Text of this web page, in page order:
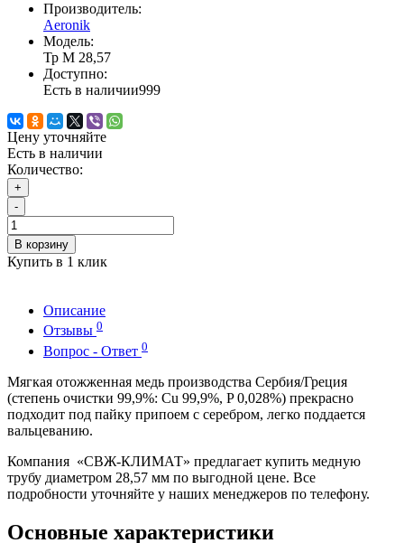
Производитель:
Aeronik
Модель:
Тр М 28,57
Доступно:
Есть в наличии999
Цену уточняйте
Есть в наличии
Количество:
+
-
В корзину
Купить в 1 клик
Описание
Отзывы 0
Вопрос - Ответ 0
Мягкая отожженная медь производства Сербия/Греция
(степень очистки 99,9%: Cu 99,9%, P 0,028%) прекрасно
подходит под пайку припоем с серебром, легко поддается
вальцеванию.
Компания «СВЖ-КЛИМАТ» предлагает купить медную
трубу диаметром 28,57 мм по выгодной цене. Все
подробности уточняйте у наших менеджеров по телефону.
Основные характеристики